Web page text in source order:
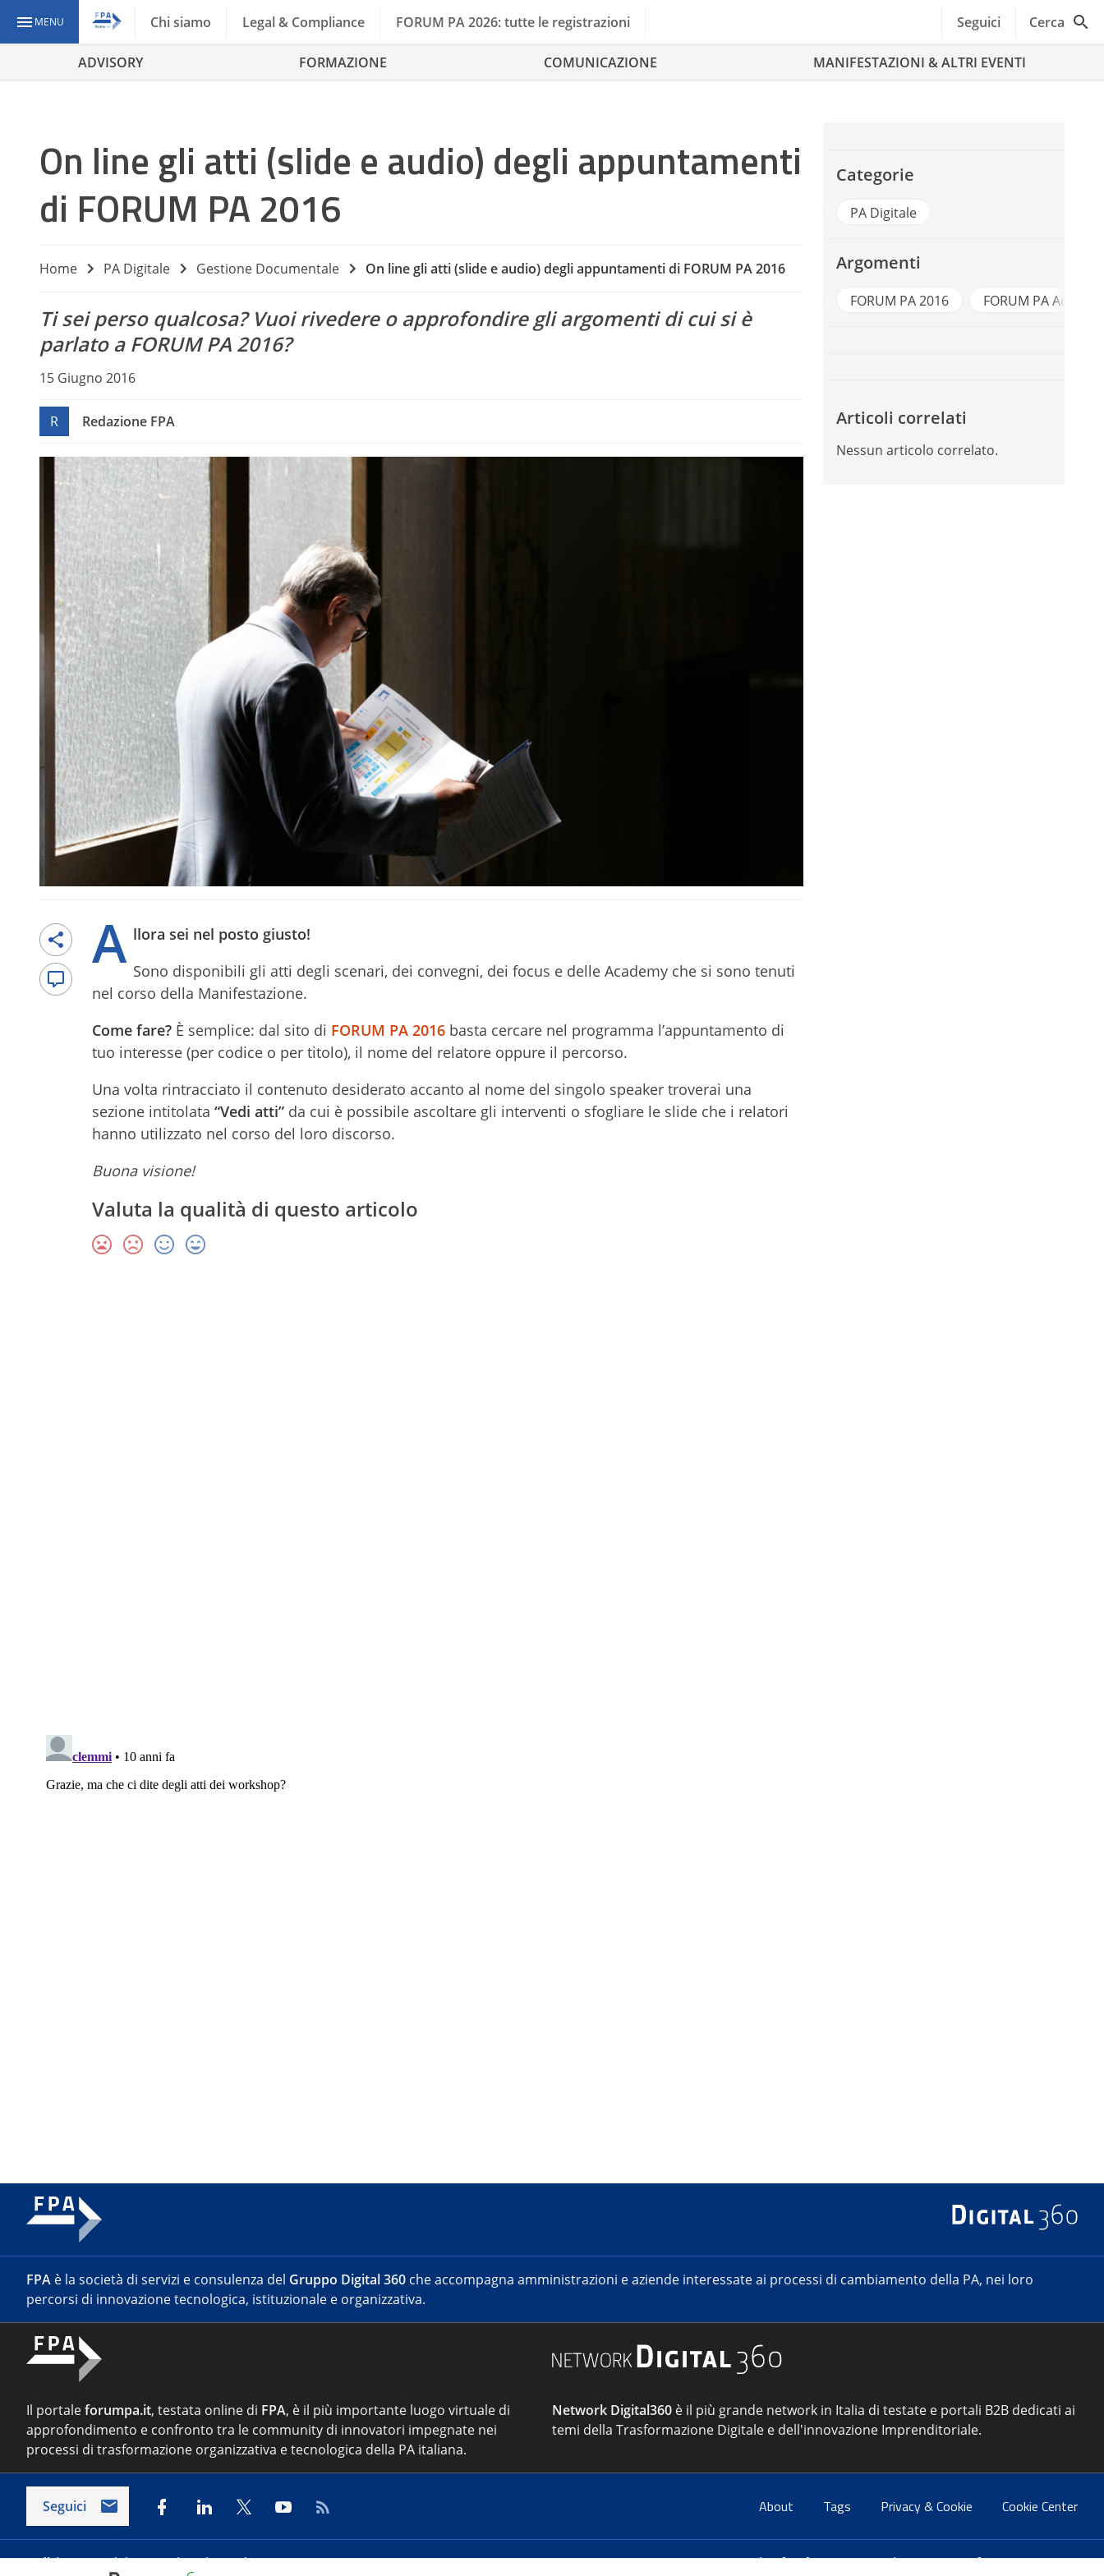
MENU Chi siamo Legal & Compliance FORUM PA 2026: tutte le registrazioni Seguici Cerca
ADVISORY FORMAZIONE COMUNICAZIONE MANIFESTAZIONI & ALTRI EVENTI
On line gli atti (slide e audio) degli appuntamenti
di FORUM PA 2016
Home PA Digitale Gestione Documentale On line gli atti (slide e audio) degli appuntamenti di FORUM PA 2016
Ti sei perso qualcosa? Vuoi rivedere o approfondire gli argomenti di cui si è
parlato a FORUM PA 2016?
15 Giugno 2016
R Redazione FPA
A llora sei nel posto giusto!
Sono disponibili gli atti degli scenari, dei convegni, dei focus e delle Academy che si sono tenuti
nel corso della Manifestazione.
Come fare? È semplice: dal sito di FORUM PA 2016 basta cercare nel programma l’appuntamento di
tuo interesse (per codice o per titolo), il nome del relatore oppure il percorso.
Una volta rintracciato il contenuto desiderato accanto al nome del singolo speaker troverai una
sezione intitolata “Vedi atti” da cui è possibile ascoltare gli interventi o sfogliare le slide che i relatori
hanno utilizzato nel corso del loro discorso.
Buona visione!
Valuta la qualità di questo articolo
Categorie
PA Digitale
Argomenti
FORUM PA 2016 FORUM PA
Articoli correlati
Nessun articolo correlato.
FPA è la società di servizi e consulenza del Gruppo Digital 360 che accompagna amministrazioni e aziende interessate ai processi di cambiamento della PA, nei loro
percorsi di innovazione tecnologica, istituzionale e organizzativa.
Il portaleforumpa.it, testata online di FPA, è il più importante luogo virtuale di
approfondimento e confronto tra le community di innovatori impegnate nei
processi di trasformazione organizzativa e tecnologica della PA italiana.
Network Digital360 è il più grande network in Italia di testate e portali B2B dedicati ai
temi della Trasformazione Digitale e dell'innovazione Imprenditoriale.
Seguici About Tags Privacy & Cookie Cookie Center
Indirizzo:Via del Porto Fluviale 67/d – 00154 Roma Contatti:info@forumpa.it- tel. 06 684251 - fax. 06 68425433